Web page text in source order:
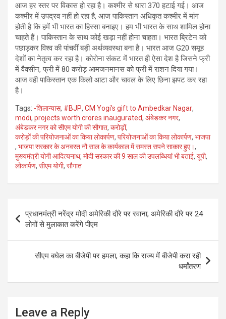
आज हर स्तर पर विकास हो रहा है। कश्मीर से धारा 370 हटाई गई। आज
कश्मीर में उपद्रव नहीं हो रहा है, आज पाकिस्तान अधिकृत कश्मीर में मांग
होती है कि हमें भी भारत का हिस्सा बनाइए। हम भी भारत के साथ शामिल होना
चाहते हैं। पाकिस्तान के साथ कोई खड़ा नहीं होना चाहता। भारत ब्रिटेन को
पछाड़कर विश्व की पांचवीं बड़ी अर्थव्यवस्था बना है। भारत आज G20 समूह
देशों का नेतृत्व कर रहा है। कोरोना संकट में भारत ही ऐसा देश है जिसने फ्री
में वैक्सीन, फ्री में 80 करोड़ आमजनमानस को फ्री में राशन दिया गया।
आज वही पाकिस्तान एक किलो आटा और चावल के लिए छिना झपट कर रहा
है।
Tags: -शिलान्यास, #BJP, CM Yogi's gift to Ambedkar Nagar,
modi, projects worth crores inaugurated, अंबेडकर नगर,
अंबेडकर नगर को सीएम योगी की सौगात, करोड़ों,
करोड़ों की परियोजनाओं का किया लोकार्पण, परियोजनाओं का किया लोकार्पण, भाजपा
, भाजपा सरकार के अनवरत नौ साल के कार्यकाल में समस्त सपने साकार हुए।,
मुख्यमंत्री योगी आदित्यनाथ, मोदी सरकार की 9 साल की उपलब्धियां भी बताई, यूपी,
लोकार्पण, सीएम योगी, सौगात
navigation
प्रधानमंत्री नरेंद्र मोदी अमेरिकी दौरे पर रवाना, अमेरिकी दौरे पर 24
लोगों से मुलाकात करेंगे पीएम
सीएम बघेल का बीजेपी पर हमला, कहा कि राज्य में बीजेपी करा रही
धर्मांतरण
Leave a Reply